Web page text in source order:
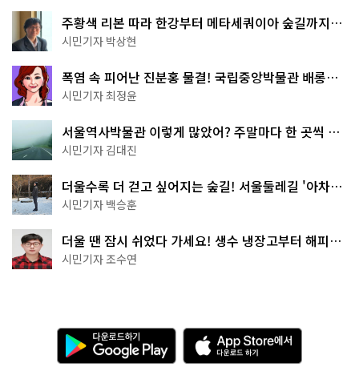
주황색 리본 따라 한강부터 메타세쿼이아 숲길까지…
서울둘레길 15코스
시민기자 박상현
폭염 속 피어난 진분홍 물결! 국립중앙박물관 배롱나
무 명소
시민기자 최정윤
서울역사박물관 이렇게 많았어? 주말마다 한 곳씩 떠
나는 역사 산책
시민기자 김대진
더울수록 더 걷고 싶어지는 숲길! 서울둘레길 '아차산
코스'
시민기자 백승훈
더울 땐 잠시 쉬었다 가세요! 생수 냉장고부터 해피소
·무더위쉼터까지
시민기자 조수연
다
운
로
A
p
p